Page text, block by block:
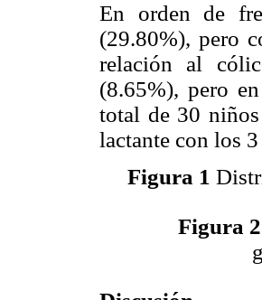
En orden de
(29.80%), pero
relación al
(8.65%), pero
total de 30
lactante con los
Figura 1
Figura 2